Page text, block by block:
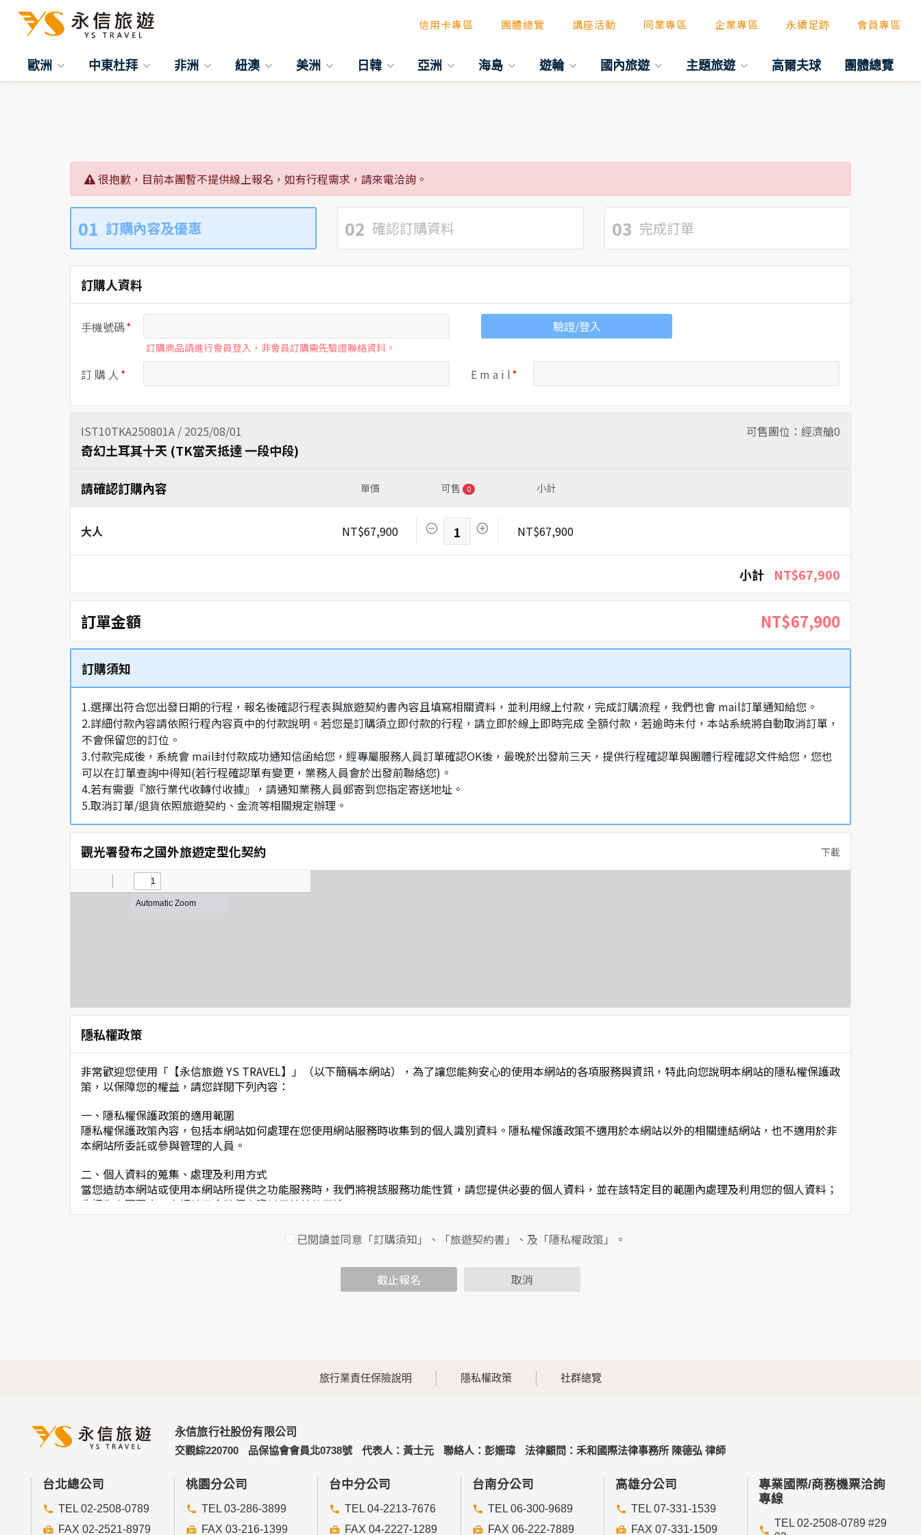
信用卡專區 團體總覽 講座活動 同業專區 企業專區 永續足跡 會員專區
歐洲 中東杜拜 非洲 紐澳 美洲 日韓 亞洲 海島 遊輪 國內旅遊 主題旅遊 高爾夫球 團體總覽
很抱歉，目前本團暫不提供線上報名，如有行程需求，請來電洽詢。
01 訂購內容及優惠 02 確認訂購資料 03 完成訂單
訂購人資料
手機號碼
訂購商品請進行會員登入，非會員訂購需先驗證聯絡資料。
驗證/登入
訂 購 人 E m a i l
IST10TKA250801A / 2025/08/01 可售團位：經濟艙0
奇幻土耳其十天 (TK當天抵達 一段中段)
請確認訂購內容 單價 可售 0 小計
大人 NT$67,900 1 NT$67,900
小計 NT$67,900
訂單金額 NT$67,900
訂購須知
1.選擇出符合您出發日期的行程，報名後確認行程表與旅遊契約書內容且填寫相關資料，並利用線上付款，完成訂購流程，我們也會 mail訂單通知給您。
2.詳細付款內容請依照行程內容頁中的付款說明。若您是訂購須立即付款的行程，請立即於線上即時完成 全額付款，若逾時未付，本站系統將自動取消訂單，
不會保留您的訂位。
3.付款完成後，系統會 mail封付款成功通知信函給您，經專屬服務人員訂單確認OK後，最晚於出發前三天，提供行程確認單與團體行程確認文件給您，您也
可以在訂單查詢中得知(若行程確認單有變更，業務人員會於出發前聯絡您)。
4.若有需要『旅行業代收轉付收據』，請通知業務人員郵寄到您指定寄送地址。
5.取消訂單/退貨依照旅遊契約、金流等相關規定辦理。
觀光署發布之國外旅遊定型化契約 下載
隱私權政策
非常歡迎您使用「【永信旅遊 YS TRAVEL】」（以下簡稱本網站），為了讓您能夠安心的使用本網站的各項服務與資訊，特此向您說明本網站的隱私權保護政
策，以保障您的權益，請您詳閱下列內容：
一、隱私權保護政策的適用範圍
隱私權保護政策內容，包括本網站如何處理在您使用網站服務時收集到的個人識別資料。隱私權保護政策不適用於本網站以外的相關連結網站，也不適用於非
本網站所委託或參與管理的人員。
二、個人資料的蒐集、處理及利用方式
當您造訪本網站或使用本網站所提供之功能服務時，我們將視該服務功能性質，請您提供必要的個人資料，並在該特定目的範圍內處理及利用您的個人資料；
非經您書面同意，本網站不會將個人資料用於其他用途。
本網站在您使用服務信箱、問卷調查等互動性功能時，會保留您所提供的姓名、電子郵件地址、聯絡方式及使用時間等。
於一般瀏覽時，伺服器會自行記錄相關行徑，包括您使用連線設備的IP位址、使用時間、使用的瀏覽器、瀏覽及點選資料記錄等，做為我們增進網站服務的參
考依據，此記錄為內部應用，決不對外公佈。
為提供精確的服務，我們會將收集的問卷調查內容進行統計與分析，分析結果之統計數據或說明文字呈現，除供內部研究外，我們會視需要公佈統計數據及說
五、與第三人共用個人資料之政策
本網站絕不會提供、交換、出租或出售任何您的個人資料給其他個人、團體、私人企業或公務機關，但有法律依據或合約義務者，不在此限。
前項但書之情形包括不限於：
經由您書面同意。
法律明文規定。
已閱讀並同意「訂購須知」、「旅遊契約書」、及「隱私權政策」。
截止報名 取消
旅行業責任保險說明 隱私權政策 社群總覽
永信旅行社股份有限公司
交觀綜220700
品保協會會員北0738號 代表人：黃士元 聯絡人：彭姍瑋 法律顧問：禾和國際法律事務所 陳德弘 律師
台北總公司
TEL 02-2508-0789
FAX 02-2521-8979
桃園分公司
TEL 03-286-3899
FAX 03-216-1399
台中分公司
TEL 04-2213-7676
FAX 04-2227-1289
台南分公司
TEL 06-300-9689
FAX 06-222-7889
高雄分公司
TEL 07-331-1539
FAX 07-331-1509
專業國際/商務機票洽詢
專線
TEL 02-2508-0789 #29